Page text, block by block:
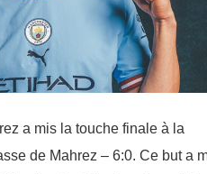
a mis la touche finale à la
de Mahrez – 6:0. Ce but a